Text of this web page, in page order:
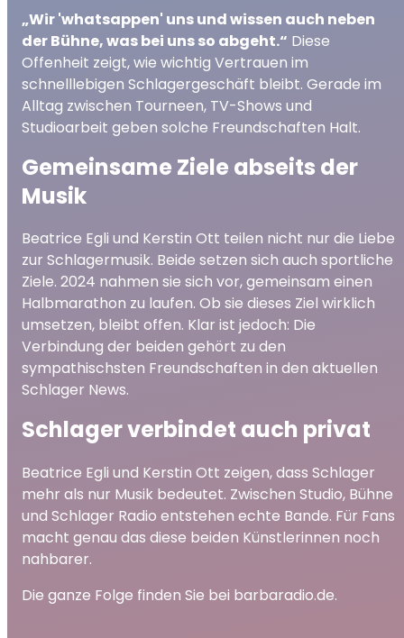
„Wir 'whatsappen' uns und wissen auch neben
der Bühne, was bei uns so abgeht.“ Diese
Offenheit zeigt, wie wichtig Vertrauen im
schnelllebigen Schlagergeschäft bleibt. Gerade im
Alltag zwischen Tourneen, TV-Shows und
Studioarbeit geben solche Freundschaften Halt.
Gemeinsame Ziele abseits der
Musik
Beatrice Egli und Kerstin Ott teilen nicht nur die Liebe
zur Schlagermusik. Beide setzen sich auch sportliche
Ziele. 2024 nahmen sie sich vor, gemeinsam einen
Halbmarathon zu laufen. Ob sie dieses Ziel wirklich
umsetzen, bleibt offen. Klar ist jedoch: Die
Verbindung der beiden gehört zu den
sympathischsten Freundschaften in den aktuellen
Schlager News.
Schlager verbindet auch privat
Beatrice Egli und Kerstin Ott zeigen, dass Schlager
mehr als nur Musik bedeutet. Zwischen Studio, Bühne
und Schlager Radio entstehen echte Bande. Für Fans
macht genau das diese beiden Künstlerinnen noch
nahbarer.
Die ganze Folge finden Sie bei barbaradio.de.